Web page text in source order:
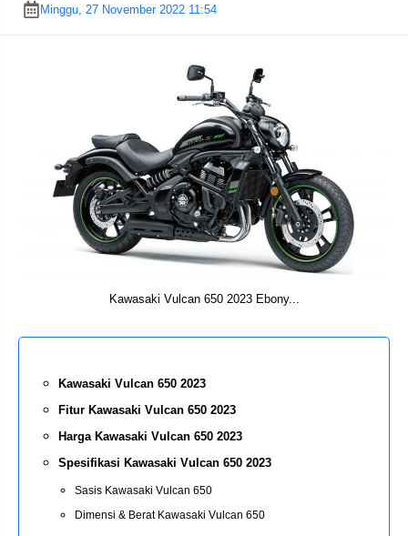
Minggu, 27 November 2022 11:54
Kawasaki Vulcan 650 2023 Ebony...
Kawasaki Vulcan 650 2023
Fitur Kawasaki Vulcan 650 2023
Harga Kawasaki Vulcan 650 2023
Spesifikasi Kawasaki Vulcan 650 2023
Sasis Kawasaki Vulcan 650
Dimensi & Berat Kawasaki Vulcan 650